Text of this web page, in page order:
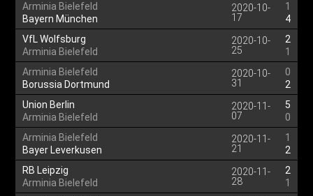
Arminia Bielefeld
Bayern München
2020-10-
17
1
4
VfL Wolfsburg
Arminia Bielefeld
2020-10-
25
2
1
Arminia Bielefeld
Borussia Dortmund
2020-10-
31
0
2
Union Berlin
Arminia Bielefeld
2020-11-
07
5
0
Arminia Bielefeld
Bayer Leverkusen
2020-11-
21
1
2
RB Leipzig
Arminia Bielefeld
2020-11-
28
2
1